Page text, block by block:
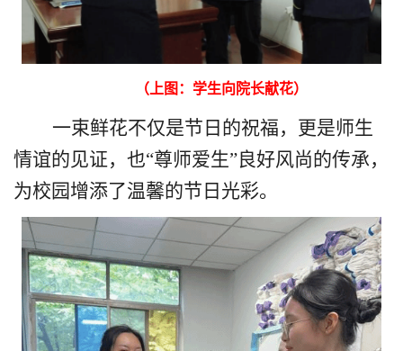
（上图：学生向院长献花）
一束鲜花不仅是节日的祝福，更是师生
情谊的见证，也“尊师爱生”良好风尚的传承，
为校园增添了温馨的节日 光彩。